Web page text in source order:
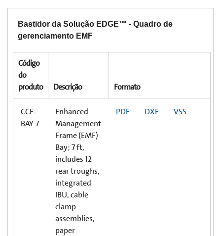
Bastidor da Solução EDGE™ - Quadro de
gerenciamento EMF
Código
do
produto
Descrição Formato
CCF-
BAY-7
Enhanced
Management
Frame (EMF)
Bay; 7 ft,
includes 12
rear troughs,
integrated
IBU, cable
clamp
assemblies,
paper
PDF DXF VSS